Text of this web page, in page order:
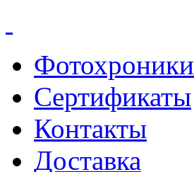
Фотохроники
Сертификаты
Контакты
Доставка